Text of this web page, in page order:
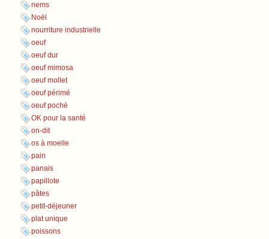
nems
Noël
nourriture industrielle
oeuf
oeuf dur
oeuf mimosa
oeuf mollet
oeuf périmé
oeuf poché
OK pour la santé
on-dit
os à moelle
pain
panais
papillote
pâtes
petit-déjeuner
plat unique
poissons